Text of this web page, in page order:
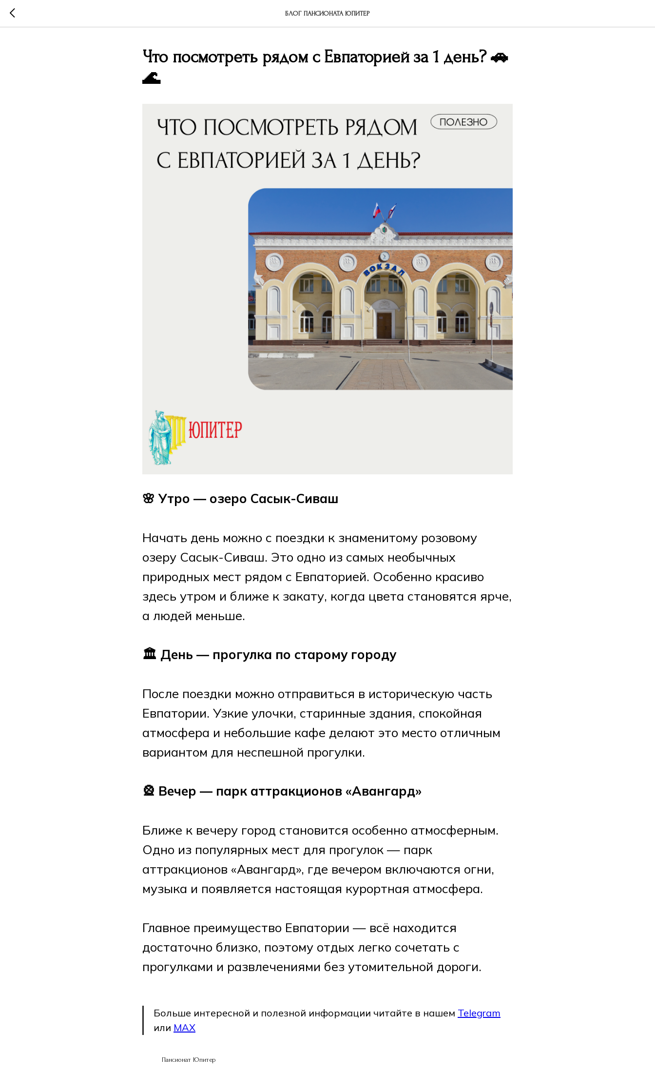
БЛОГ ПАНСИОНАТА ЮПИТЕР
Что посмотреть рядом с Евпаторией за 1 день? 🚗
🌊
🌸 Утро — озеро Сасык-Сиваш
Начать день можно с поездки к знаменитому розовому
озеру Сасык-Сиваш. Это одно из самых необычных
природных мест рядом с Евпаторией. Особенно красиво
здесь утром и ближе к закату, когда цвета становятся ярче,
а людей меньше.
🏛 День — прогулка по старому городу
После поездки можно отправиться в историческую часть
Евпатории. Узкие улочки, старинные здания, спокойная
атмосфера и небольшие кафе делают это место отличным
вариантом для неспешной прогулки.
🎡 Вечер — парк аттракционов «Авангард»
Ближе к вечеру город становится особенно атмосферным.
Одно из популярных мест для прогулок — парк
аттракционов «Авангард», где вечером включаются огни,
музыка и появляется настоящая курортная атмосфера.
Главное преимущество Евпатории — всё находится
достаточно близко, поэтому отдых легко сочетать с
прогулками и развлечениями без утомительной дороги.
Больше интересной и полезной информации читайте в нашем Telegram
или MAX
Пансионат Юпитер